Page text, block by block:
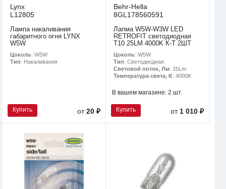
Lynx
L12805
Лампа накаливания
габаритного огня LYNX
W5W
Цоколь: W5W
Тип: Накаливания
Купить от20 ₽
Behr-Hella
8GL178560591
Лапма W5W-W3W LED
RETROFIT светодиодная
T10 25LM 4000K К-Т 2ШТ
Цоколь: W5W
Тип: Светодиодная
Световой поток, Лм: 25Lm
Температура света, K: 4000K
В вашем магазине: 2 шт.
Купить от 1 010 ₽